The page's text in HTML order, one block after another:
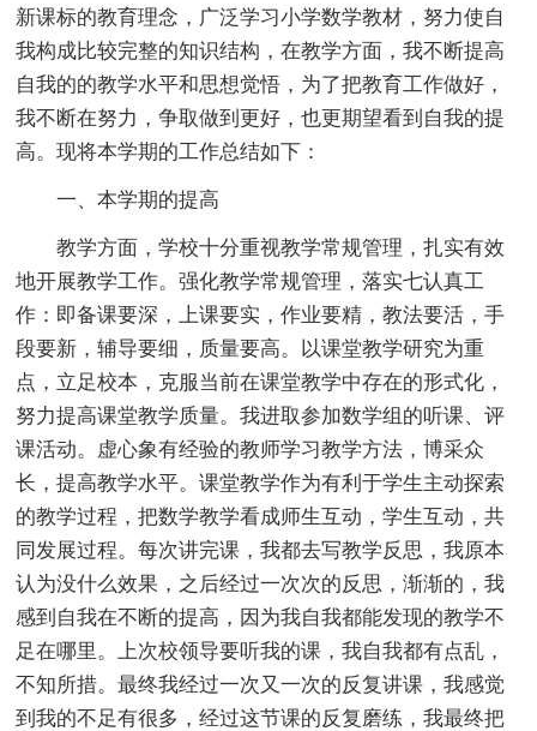
新课标的教育理念，广泛学习小学数学教材，努力使自
我构成比较完整的知识结构，在教学方面，我不断提高
自我的的教学水平和思想觉悟，为了把教育工作做好，
我不断在努力，争取做到更好，也更期望看到自我的提
高。现将本学期的工作总结如下：
一、本学期的提高
教学方面，学校十分重视教学常规管理，扎实有效
地开展教学工作。强化教学常规管理，落实七认真工
作：即备课要深，上课要实，作业要精，教法要活，手
段要新，辅导要细，质量要高。以课堂教学研究为重
点，立足校本，克服当前在课堂教学中存在的形式化，
努力提高课堂教学质量。我进取参加数学组的听课、评
课活动。虚心象有经验的教师学习教学方法，博采众
长，提高教学水平。课堂教学作为有利于学生主动探索
的教学过程，把数学教学看成师生互动，学生互动，共
同发展过程。每次讲完课，我都去写教学反思，我原本
认为没什么效果，之后经过一次次的反思，渐渐的，我
感到自我在不断的提高，因为我自我都能发现的教学不
足在哪里。上次校领导要听我的课，我自我都有点乱，
不知所措。最终我经过一次又一次的反复讲课，我感觉
到我的不足有很多，经过这节课的反复磨练，我最终把